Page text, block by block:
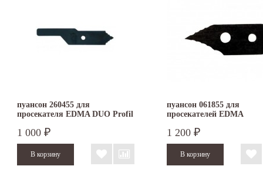
пуансон 260455 для
просекателя EDMA DUO Profil
1 000 ₽
пуансон 061855 для
просекателей EDMA
PROFIL
1 200 ₽